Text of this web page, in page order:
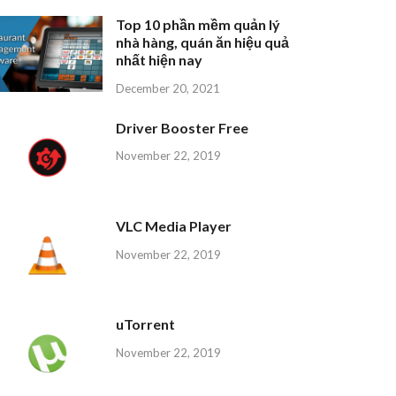
Top 10 phần mềm quản lý
nhà hàng, quán ăn hiệu quả
nhất hiện nay
December 20, 2021
Driver Booster Free
November 22, 2019
VLC Media Player
November 22, 2019
uTorrent
November 22, 2019